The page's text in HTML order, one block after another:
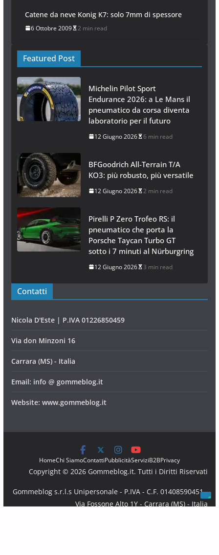
Catene da neve Konig K7: solo 7mm di spessore
6 Ottobre 2009 2 min read
Featured Post
Michelin Pilot Sport
Endurance 2026: a Le Mans il
pneumatico da corsa diventa
laboratorio per il futuro
12 Giugno 2026 6 min read
BFGoodrich All-Terrain T/A
KO3: più robusto, più versatile
12 Giugno 2026 2 min read
Pirelli P Zero Trofeo RS: il
pneumatico che porta la
Porsche Taycan Turbo GT
sotto i 7 minuti al Nürburgring
12 Giugno 2026 3 min read
Contatti
Nicola D'Este | P.IVA 01226850459
Via don Minzoni 16
Carrara (MS) - Italia
Email: info @ gommeblog.it
Website: www.gommeblog.it
HomeChi SiamoContattiPubblicitàServiziB2BPrivacy
Copyright © 2026 Gommeblog.it. Tutti i Diritti Riservati
Gommeblog s.r.l.s Unipersonale - P.IVA - C.F. 01408590451 -
Via Fossone Alto 1Y - Carrara (MS) - Italia